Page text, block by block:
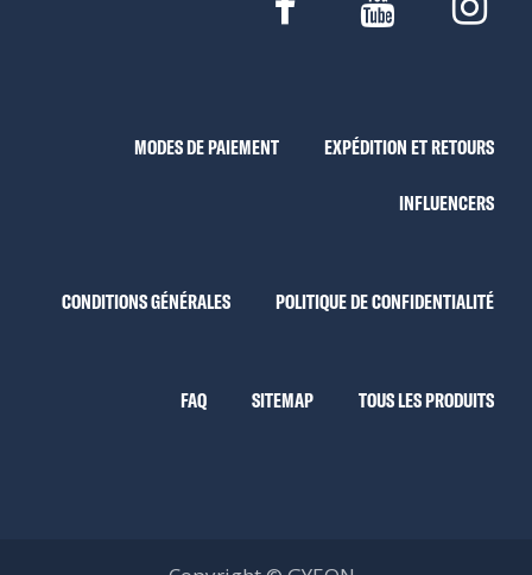
MODES DE PAIEMENT EXPÉDITION ET RETOURS
INFLUENCERS
CONDITIONS GÉNÉRALES POLITIQUE DE CONFIDENTIALITÉ
FAQ SITEMAP TOUS LES PRODUITS